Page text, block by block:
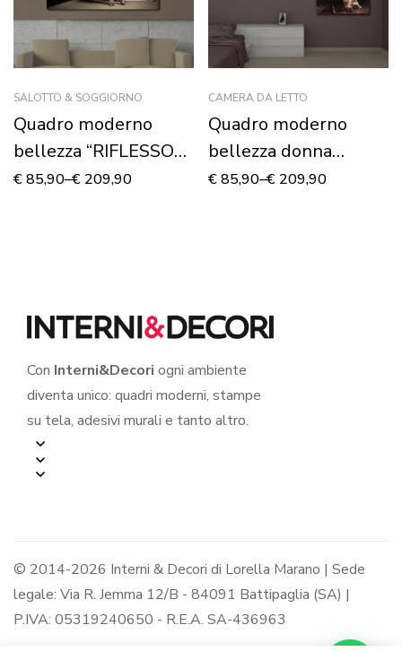
SALOTTO & SOGGIORNO
Quadro moderno
bellezza “RIFLESSO
DI DONNA”
€85,90–€ 209,90
CAMERA DA LETTO
Quadro moderno
bellezza donna
“FASCINO DI ALTRI
€85,90–€ 209,90
Con Interni&Decori ogni ambiente
diventa unico: quadri moderni, stampe
su tela, adesivi murali e tanto altro.
© 2014-2026 Interni & Decori di Lorella Marano | Sede
legale: Via R. Jemma 12/B - 84091 Battipaglia (SA) |
P.IVA: 05319240650 - R.E.A. SA-436963